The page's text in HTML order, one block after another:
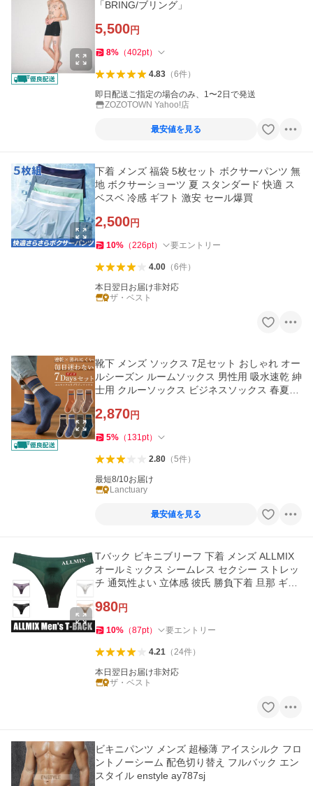
「BRING/ブリング」
5,500円
8% （402pt）
4.83（6件）
即日配送ご指定の場合のみ、1〜2日で発送
ZOZOTOWN Yahoo!店
最安値を見る
下着 メンズ 福袋 5枚セット ボクサーパンツ 無
地 ボクサーショーツ 夏 スタンダード 快適 ス
ベスベ 冷感 ギフト 激安 セール爆買
2,500円
10% （226pt） 要エントリー
4.00（6件）
本日翌日お届け非対応
ザ・ベスト
靴下 メンズ ソックス 7足セット おしゃれ オー
ルシーズン ルームソックス 男性用 吸水速乾 紳
士用 クルーソックス ビジネスソックス 春夏秋
2,870円
5% （ 131pt）
2.80（5件）
最短8/10お届け
Lanctuary
最安値を見る
Tバック ビキニブリーフ 下着 メンズ ALLMIX
オールミックス シームレス セクシー ストレッ
チ 通気性よい 立体感 彼氏 勝負下着 旦那 ギフ
980円
10% （87pt） 要エントリー
4.21（24件）
本日翌日お届け非対応
ザ・ベスト
ビキニパンツ メンズ 超極薄 アイスシルク フロ
ントノーシーム 配色切り替え フルバック エン
スタイル enstyle ay787sj